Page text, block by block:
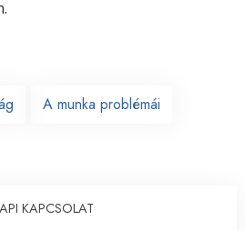
A munka problémái
KAPCSOLAT